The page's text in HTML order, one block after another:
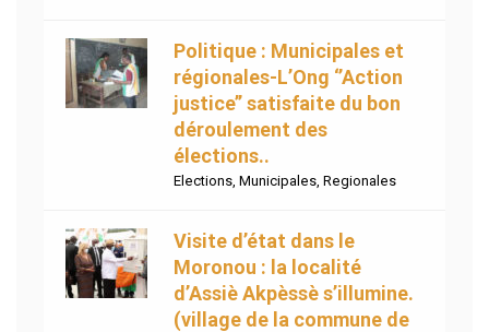
Politique : Municipales et
régionales-L’Ong ‘’Action
justice’’ satisfaite du bon
déroulement des
élections..
Elections Municipales Regionales
Visite d’état dans le
Moronou : la localité
d’Assiè Akpèssè s’illumine.
(village de la commune de